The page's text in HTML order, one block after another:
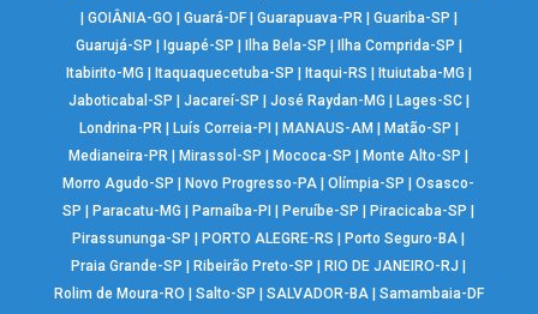
| GOIÂNIA-GO | Guará-DF| Guarapuava-PR | Guariba-SP |
Guarujá-SP | Iguapé-SP | Ilha Bela-SP | Ilha Comprida-SP |
Itabirito-MG | Itaquaquecetuba-SP | Itaqui-RS | Ituiutaba-MG |
Jaboticabal-SP | Jacareí-SP | José Raydan-MG | Lages-SC|
Londrina-PR | Luís Correia-PI | MANAUS-AM | Matão-SP |
Medianeira-PR |Mirassol-SP |Mococa-SP |Monte Alto-SP |
Morro Agudo-SP |Novo Progresso-PA |Olímpia-SP |Osasco-
SP |Paracatu-MG |Parnaíba-PI |Peruíbe-SP |Piracicaba-SP |
Pirassununga-SP |PORTO ALEGRE-RS |Porto Seguro-BA |
Praia Grande-SP |Ribeirão Preto-SP |RIO DE JANEIRO-RJ |
Rolim de Moura-RO | Salto-SP | SALVADOR-BA| Samambaia-DF